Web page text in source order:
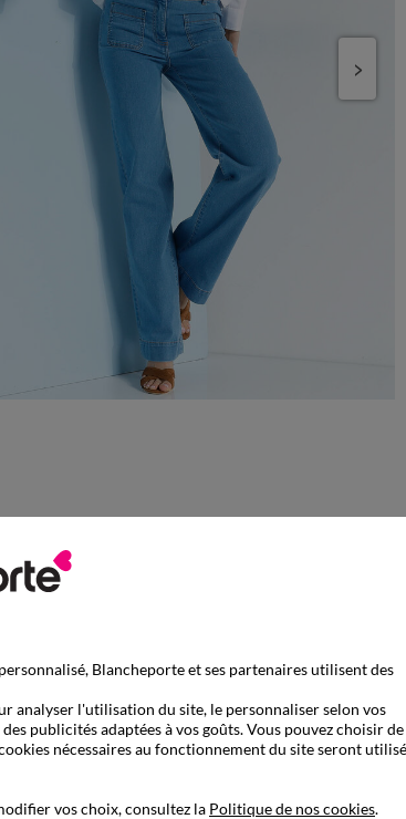
Blancheporte et ses partenaires utilisent des
analyser l'utilisation du site, le personnaliser selon vos
publicités adaptées à vos goûts. Vous pouvez choisir de
nécessaires au fonctionnement du site seront
vos choix, consultez la Politique de nos cookies.